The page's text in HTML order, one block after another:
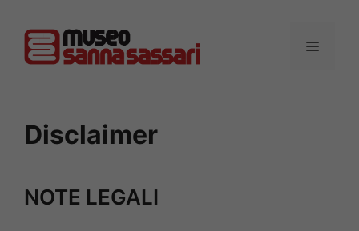
contenuto
MENU
Disclaimer
NOTE LEGALI